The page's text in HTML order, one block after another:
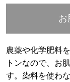
お
農薬や化学肥料
トンなので、お
す。染料を使わ